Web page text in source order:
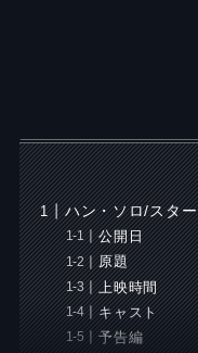
ハン・ソロ/スタ
公開日
原題
上映時間
キャスト
予告編